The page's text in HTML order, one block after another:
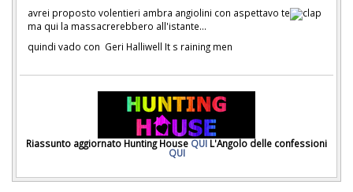
avrei proposto volentieri ambra angiolini con aspettavo te
ma qui la massacrerebbero all'istante...
quindi vado con Geri Halliwell It s raining men
Riassunto aggiornato Hunting House QUI L'Angolo delle confessioni
QUI